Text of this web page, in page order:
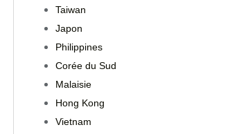
Taiwan
Japon
Philippines
Corée du Sud
Malaisie
Hong Kong
Vietnam